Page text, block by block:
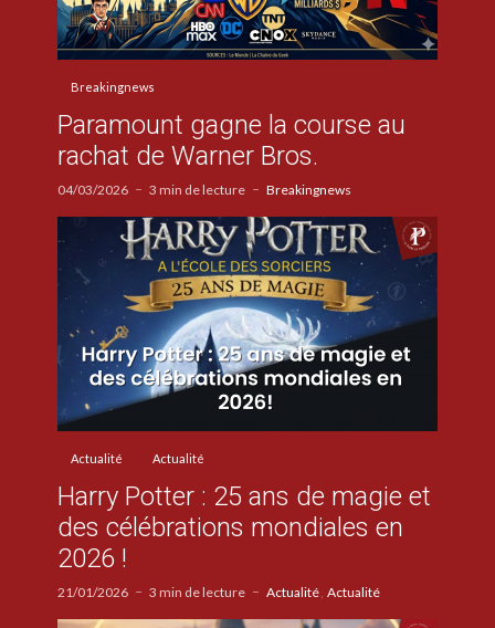
Breakingnews
Paramount gagne la course au
rachat de Warner Bros.
04/03/2026 3 min de lecture Breakingnews
Actualité Actualité
Harry Potter : 25 ans de magie et
des célébrations mondiales en
2026 !
21/01/2026 3 min de lecture Actualité Actualité